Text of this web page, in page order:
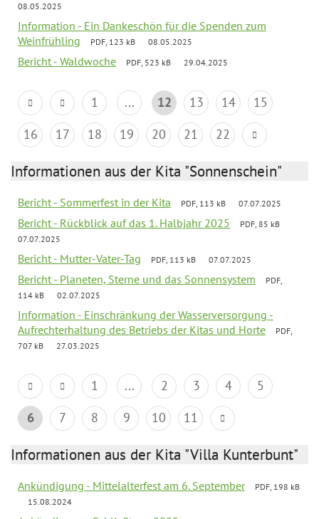
08.05.2025
Information - Ein Dankeschön für die Spenden zum
Weinfrühling
PDF, 123 kB 08.05.2025
Bericht - Waldwoche PDF, 523 kB 29.04.2025
1 ... 12 13 14
15
16
17 18 19 20 21 22
Informationen aus der Kita "Sonnenschein"
Bericht - Sommerfest in der Kita PDF, 113 kB 07.07.2025
Bericht - Rückblick auf das 1. Halbjahr 2025
PDF, 85 kB
07.07.2025
Bericht - Mutter-Vater-Tag PDF, 113 kB 07.07.2025
Bericht - Planeten, Sterne und das Sonnensystem
PDF,
114 kB
02.07.2025
Information - Einschränkung der Wasserversorgung -
Aufrechterhaltung des Betriebs der Kitas und Horte
PDF,
707 kB
27.03.2025
1 ... 2 3 4
5
6
7 8 9 10 11
Informationen aus der Kita "Villa Kunterbunt"
Ankündigung - Mittelalterfest am 6. September
PDF, 198 kB
15.08.2024